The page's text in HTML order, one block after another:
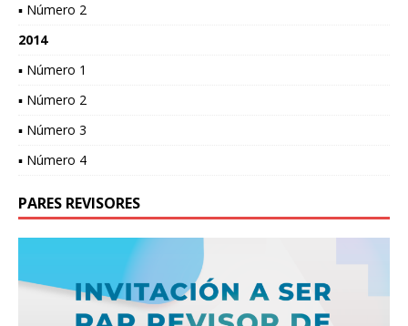
▪ Número 2
2014
▪ Número 1
▪ Número 2
▪ Número 3
▪ Número 4
PARES REVISORES